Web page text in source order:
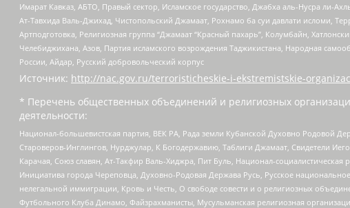
Имарат Кавказ, АБТО, Правый сектор, Исламское государство, Джабха аль-Нусра
Ат-Тавхида Валь-Джихад, Чистопольский Джамаат, Рохнамо ба суи давлати исломи,
Артподготовка, Религиозная группа “Джамаат “Красный пахарь”, Колумбайн,
Челебиджихана, Азов, Партия исламского возрождения Таджикистана, Народная
России, Айдар, Русский добровольческий корпус
Источник: http://nac.gov.ru/terroristicheskie-i-ekstremistskie-
* Перечень общественных объединений и религиозных
деятельности:
Национал-большевистская партия, ВЕК РА, Рада земли Кубанской Духовно Родовой
Староверов-Инглингов, Нурджулар, К Богодержавию, Таблиги Джамаат, Свидетели
Карачая, Союз славян, Ат-Такфир Валь-Хиджра, Пит Буль, Национал-
Инициатива города Череповца, Духовно-Родовая Держава Русь, Русское
нелегальной иммиграции, Кровь и Честь, О свободе совести и о религиозных
Футбольного Клуба Динамо, Файзрахманисты, Мусульманская религиозная